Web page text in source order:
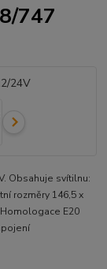
747
Obsahuje svítilnu:
rozměry 146,5 x
E20